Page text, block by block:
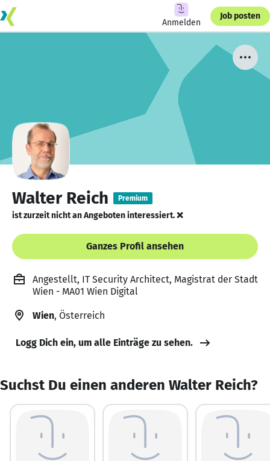
Anmelden
Job posten
Walter Reich Premium
ist zurzeit nicht an Angeboten interessiert. ❌
Ganzes Profil ansehen
Angestellt, IT Security Architect, Magistrat der Stadt
Wien - MA01 Wien Digital
Wien, Österreich
Logg Dich ein, um alle Einträge zu sehen.
Suchst Du einen anderen Walter Reich?